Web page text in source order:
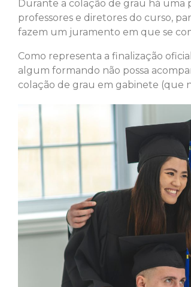
Durante a colação de grau há uma
professores e diretores do curso,
fazem um juramento em que se
Como representa a finalização
algum formando não possa
colação de grau em gabinete (que